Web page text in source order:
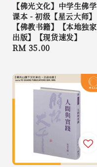
【佛光文化】中学生佛学
课本 - 初级【星云大师】
【佛教书籍】【本地独家
出版】【现货速发】
Regular
RM 35.00